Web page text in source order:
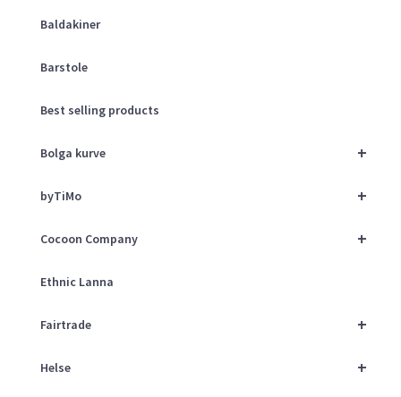
Baldakiner
Barstole
Best selling products
+
Bolga kurve
+
byTiMo
+
Cocoon Company
Ethnic Lanna
+
Fairtrade
+
Helse